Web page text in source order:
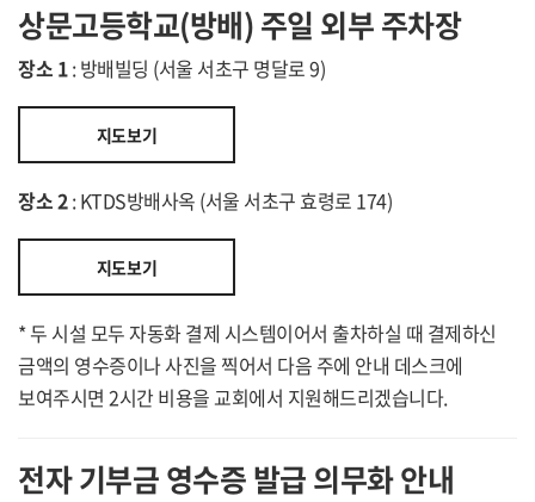
상문고등학교(방배) 주일 외부 주차장
장소 1: 방배빌딩 (서울 서초구 명달로 9)
지도보기
장소 2: KTDS방배사옥 (서울 서초구 효령로 174)
지도보기
* 두 시설 모두 자동화 결제 시스템이어서 출차하실 때 결제하신
금액의 영수증이나 사진을 찍어서 다음 주에 안내 데스크에
보여주시면 2시간 비용을 교회에서 지원해드리겠습니다.
전자 기부금 영수증 발급 의무화 안내